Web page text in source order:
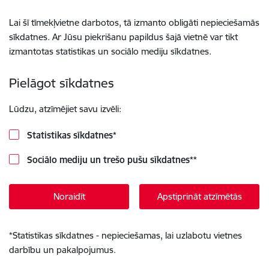
Lai šī tīmekļvietne darbotos, tā izmanto obligāti nepieciešamās
sīkdatnes. Ar Jūsu piekrišanu papildus šajā vietnē var tikt
izmantotas statistikas un sociālo mediju sīkdatnes.
Pielāgot sīkdatnes
Lūdzu, atzīmējiet savu izvēli:
Statistikas sīkdatnes*
Sociālo mediju un trešo pušu sīkdatnes**
Noraidīt Apstiprināt atzīmētās
*Statistikas sīkdatnes - nepieciešamas, lai uzlabotu vietnes
darbību un pakalpojumus.